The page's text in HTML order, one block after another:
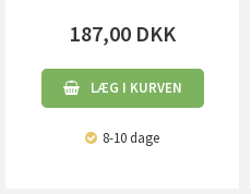
187,00 DKK
LÆG I KURVEN
8-10 dage